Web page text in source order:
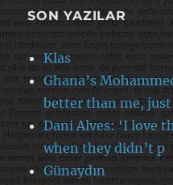
SON YAZILAR
Klas
Ghana’s
better than me,
Dani Alves: ‘I love
when they didn’t p
Günaydın